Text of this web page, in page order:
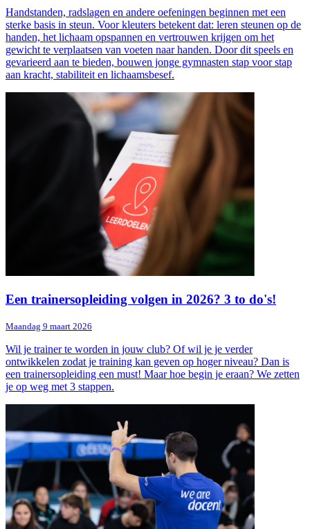
Handstanden, radslagen en andere oefeningen beginnen met een
sterke basis in steun. Voor kleuters betekent dat: leren steunen op de
handen, het lichaam opspannen en vertrouwen krijgen om het
gewicht te verplaatsen van voeten naar handen. Door dit speels en
gevarieerd aan te bieden, bouwen jonge gymnasten stap voor stap
aan kracht, stabiliteit en lichaamsbesef.
Een trainersopleiding volgen in 2026? 3 to do's!
Maandag 9 maart 2026
Wil je trainer te worden in jouw club? Of wil je je verder
ontwikkelen zodat je training kan geven op hoger niveau? Dan is
een trainersopleiding een must! Maar hoe begin je eraan? We zetten
je op weg met 3 stappen.